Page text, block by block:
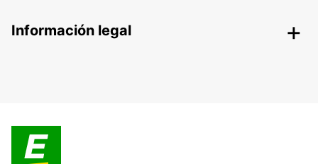
Información legal